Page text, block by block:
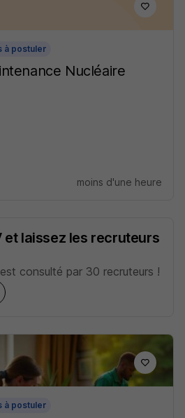
à postuler
Nucléaire
moins d'une heure
et laissez les recruteurs
consulté par 30 recruteurs !
à postuler